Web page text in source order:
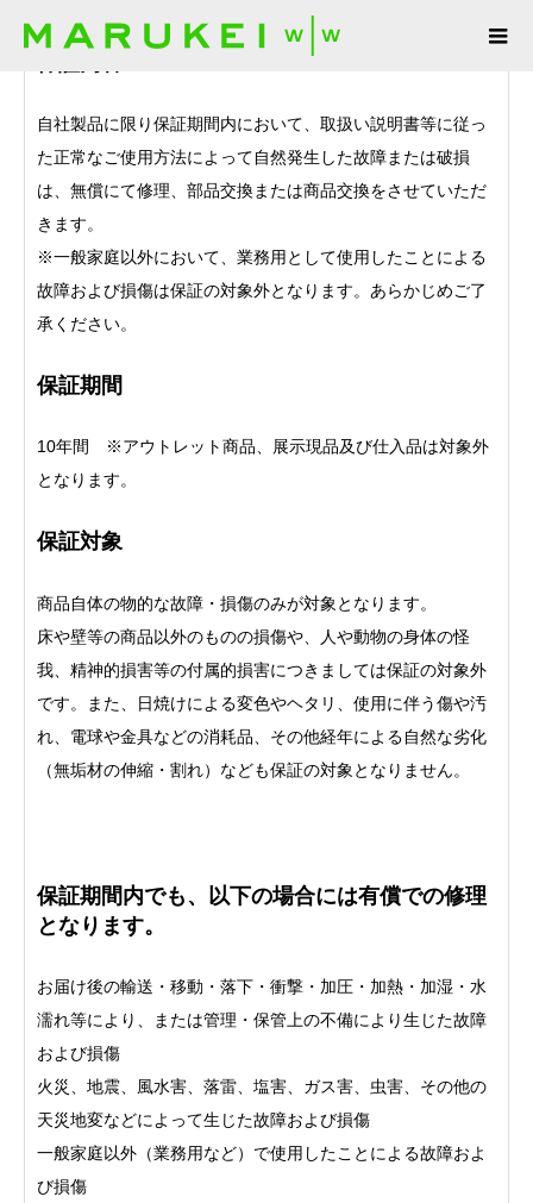
自社製品に限り保証期間内において、取扱い説明書等に従っ
た正常なご使用方法によって自然発生した故障または破損
は、無償にて修理、部品交換または商品交換をさせていただ
きます。
※一般家庭以外において、業務用として使用したことによる
故障および損傷は保証の対象外となります。あらかじめご了
承ください。
保証期間
10年間 ※アウトレット商品、展示現品及び仕入品は対象外
となります。
保証対象
商品自体の物的な故障・損傷のみが対象となります。
床や壁等の商品以外のものの損傷や、人や動物の身体の怪
我、精神的損害等の付属的損害につきましては保証の対象外
です。また、日焼けによる変色やヘタリ、使用に伴う傷や汚
れ、電球や金具などの消耗品、その他経年による自然な劣化
（無垢材の伸縮・割れ）なども保証の対象となりません。
保証期間内でも、以下の場合には有償での修理
となります。
お届け後の輸送・移動・落下・衝撃・加圧・加熱・加湿・水
濡れ等により、または管理・保管上の不備により生じた故障
および損傷
火災、地震、風水害、落雷、塩害、ガス害、虫害、その他の
天災地変などによって生じた故障および損傷
一般家庭以外（業務用など）で使用したことによる故障およ
び損傷